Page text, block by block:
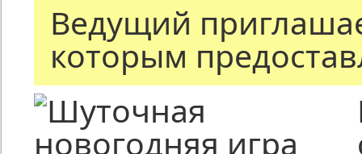
Ведущий
которым